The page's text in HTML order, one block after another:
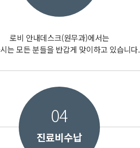
로비 안내데스크(원무과)에서는
는 모든 분들을 반갑게 맞이하고 있습니다.
04
진료비수납